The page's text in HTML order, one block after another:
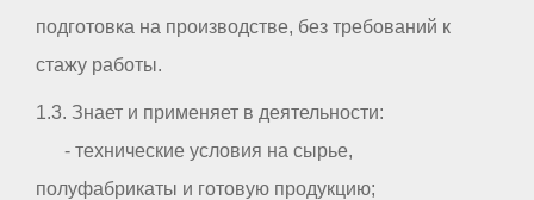
подготовка на производстве, без требований к
стажу работы.
1.3. Знает и применяет в деятельности:
- технические условия на сырье,
полуфабрикаты и готовую продукцию;